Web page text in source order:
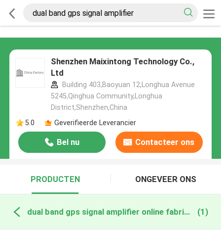
Shenzhen Maixintong Technology Co.,
Ltd
Building 403,Baoyuan 12,Longhua Avenue
5245,Qinghua Community,Longhua
District,Shenzhen,China
5.0
Geverifieerde Leverancier
Bel nu Contacteer ons
PRODUCTEN ONGEVEER ONS
dual band gps signal amplifier online fabricage (1)